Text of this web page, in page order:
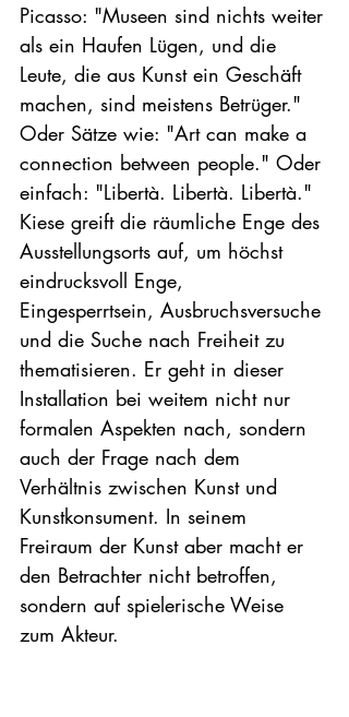
Picasso: "Museen sind nichts weiter
als ein Haufen Lügen, und die
Leute, die aus Kunst ein Geschäft
machen, sind meistens Betrüger."
Oder Sätze wie: "Art can make a
connection between people." Oder
einfach: "Libertà. Libertà. Libertà."
Kiese greift die räumliche Enge des
Ausstellungsorts auf, um höchst
eindrucksvoll Enge,
Eingesperrtsein, Ausbruchsversuche
und die Suche nach Freiheit zu
thematisieren. Er geht in dieser
Installation bei weitem nicht nur
formalen Aspekten nach, sondern
auch der Frage nach dem
Verhältnis zwischen Kunst und
Kunstkonsument. In seinem
Freiraum der Kunst aber macht er
den Betrachter nicht betroffen,
sondern auf spielerische Weise
zum Akteur.